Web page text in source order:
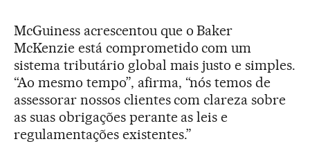
McGuiness acrescentou que o Baker
McKenzie está comprometido com um
sistema tributário global mais justo e simples.
“Ao mesmo tempo”, afirma, “nós temos de
assessorar nossos clientes com clareza sobre
as suas obrigações perante as leis e
regulamentações existentes.”